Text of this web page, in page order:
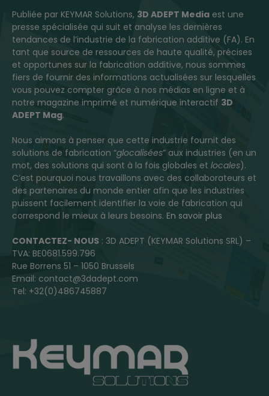
Publiée par KEYMAR Solutions, 3D ADEPT Media est une
presse spécialisée qui suit et analyse les dernières
tendances de l’industrie de la fabrication additive (FA). En
tant que source de ressources de haute qualité, précises
et opportunes sur la fabrication additive, nous sommes
fiers de fournir des informations actualisées sur lesquelles
vous pouvez compter grâce à nos médias en ligne et à
notre magazine imprimé et numérique interactif 3D
ADEPT Mag.
Nous aimons à penser que cette industrie fournit des
solutions de fabrication “glocalisées” aux industries (en un
mot, des solutions qui sont à la fois globales et locales).
C’est pourquoi nous travaillons avec des collaborateurs et
des partenaires du monde entier afin que les industries
puissent facilement identifier la voie de fabrication qui
correspond le mieux à leurs besoins. En savoir plus
CONTACTEZ- NOUS : 3D ADEPT (KEYMAR Solutions SRL) –
TVA: BE0681.599.796
Rue Borrens 51 – 1050 Brussels
Email: contact@3dadept.com
Tel: +32(0)486745887